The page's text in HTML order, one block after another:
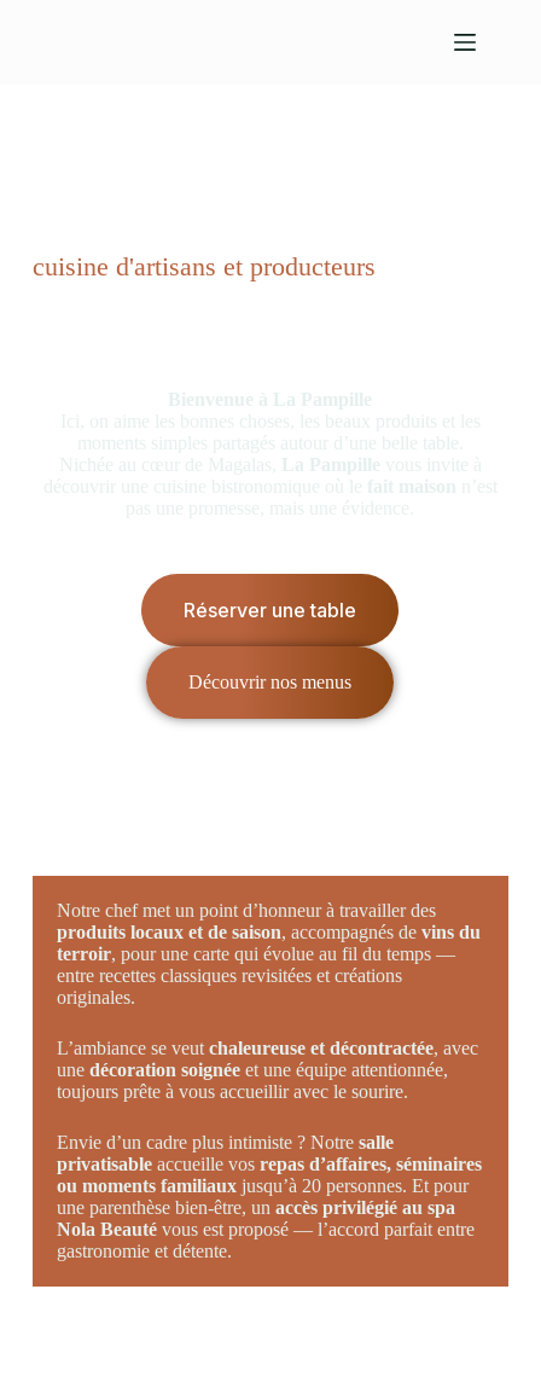
cuisine d'artisans et producteurs
Bienvenue à La Pampille
Ici, on aime les bonnes choses, les beaux produits et les
moments simples partagés autour d’une belle table.
Nichée au cœur de Magalas,
La Pampille vous invite à
découvrir une cuisine bistronomique où le fait maison n’est
pas une promesse, mais une évidence.
Réserver une table
Découvrir nos menus
Notre chef met un point d’honneur à travailler des
produits locaux et de saison, accompagnés de vins du
terroir, pour une carte qui évolue au fil du temps —
entre recettes classiques revisitées et créations
originales.
L’ambiance se veut chaleureuse et décontractée, avec
une décoration soignéeet une équipe attentionnée,
toujours prête à vous accueillir avec le sourire.
Envie d’un cadre plus intimiste ? Notre salle
privatisableaccueille vos repas d’affaires, séminaires
ou moments familiauxjusqu’à 20 personnes. Et pour
une parenthèse bien-être, un accès privilégié au spa
Nola Beautévous est proposé — l’accord parfait entre
gastronomie et détente.